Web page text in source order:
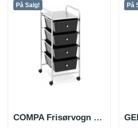
På Salg!
COMPA Frisørvogn med rom
På